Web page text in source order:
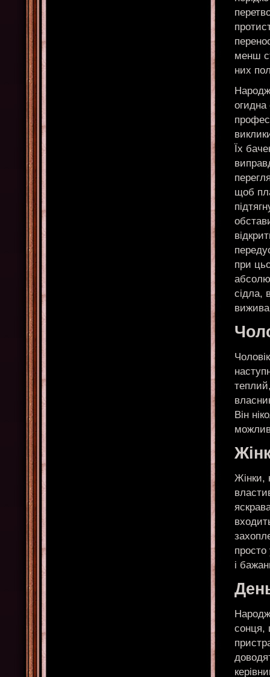
менш
них
Їх
щоб
при
сідла,
Він
Жінки,
просто
і
сонця,